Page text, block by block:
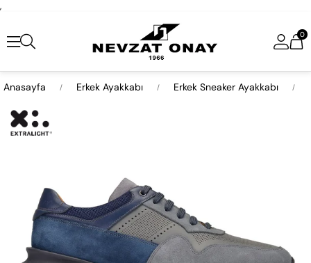
,
0
Anasayfa Erkek Ayakkabı Erkek Sneaker Ayakkabı